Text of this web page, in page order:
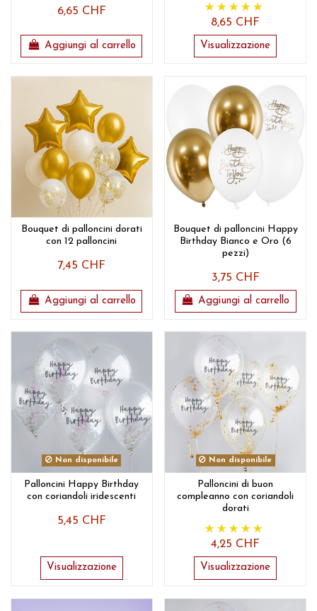
6,65 CHF
Aggiungi al carrello
8,65 CHF
Visualizzazione
Bouquet di palloncini dorati
con 12 palloncini
7,45 CHF
Aggiungi al carrello
Bouquet di palloncini Happy
Birthday Bianco e Oro (6
pezzi)
3,75 CHF
Aggiungi al carrello
Non disponibile
Palloncini Happy Birthday
con coriandoli iridescenti
5,45 CHF
Visualizzazione
Non disponibile
Palloncini di buon
compleanno con coriandoli
dorati
4,25 CHF
Visualizzazione